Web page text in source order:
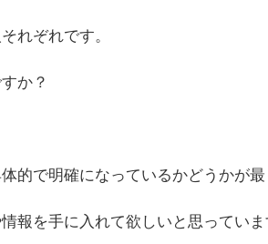
れぞれです。
か？
的で明確になっているかどうかが最
報を手に入れて欲しいと思っていま